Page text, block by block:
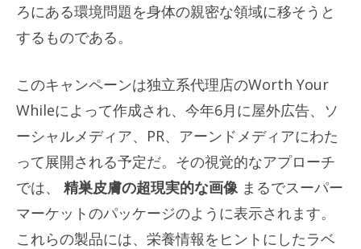
ろにある環境問題を身体の親密な領域に移そうと
するものである。
このキャンペーンは独立系代理店のWorth Your
Whileによって作成され、今年6月に屋外広告、ソ
ーシャルメディア、PR、アーンドメディアにわた
って展開される予定だ。その視覚的なアプローチ
では、 精巣皮膚の超現実的な画像 まるでスーパー
マーケットのパッケージのように表示されます。
これらの製品には、栄養情報をヒントにしたラベ